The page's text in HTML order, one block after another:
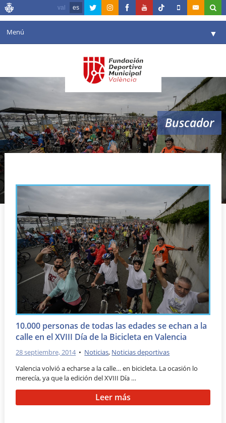
val es
Menú ▼
Agenda
Instalaciones ▼
Comunicación ▼
Valencia en deporte ▼
Reservas
Buscador
bicis
10.000 personas de todas las edades se echan a la
calle en el XVIII Día de la Bicicleta en Valencia
28 septiembre, 2014 • Noticias, Noticias deportivas
Valencia volvió a echarse a la calle… en bicicleta. La ocasión lo
merecía, ya que la edición del XVIII Día …
Leer más